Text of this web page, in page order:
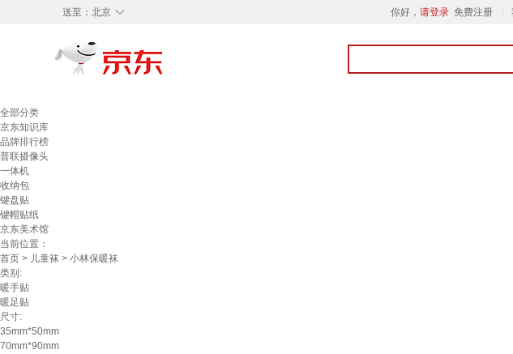
◇
送至： 北京 你好， 请登录 免费注册
全部分类
京东知识库
品牌排行榜
普联摄像头
一体机
收纳包
键盘贴
键帽贴纸
京东美术馆
当前位置：
首页 > 儿童袜 > 小林保暖袜
类别:
暖手贴
暖足贴
尺寸:
35mm*50mm
70mm*90mm